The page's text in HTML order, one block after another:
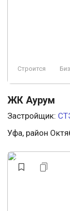
Строится
ЖК Аурум
Застройщик:
Уфа, район